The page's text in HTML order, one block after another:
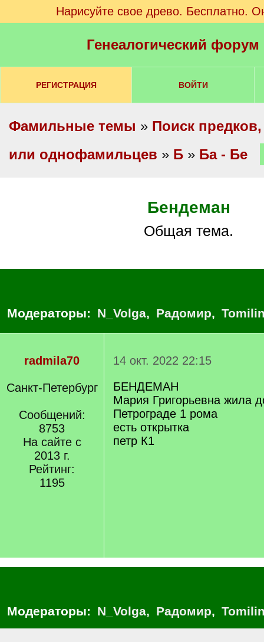
Нарисуйте свое древо. Бесплатно.
Генеалогический
РЕГИСТРАЦИЯ ВОЙТИ
Фамильные темы » Поиск
или однофамильцев » Б » Ба - Бе
Бендеман
Общая тема.
Модераторы: N_Volga, Радомир,
radmila70
Санкт-Петербург
Сообщений:
8753
На сайте с
2013 г.
Рейтинг:
1195
14 окт. 2022 22:15
БЕНДЕМАН
Мария Григорьевна жила
Петрограде 1 рома
есть открытка
петр К1
Модераторы: N_Volga, Радомир,